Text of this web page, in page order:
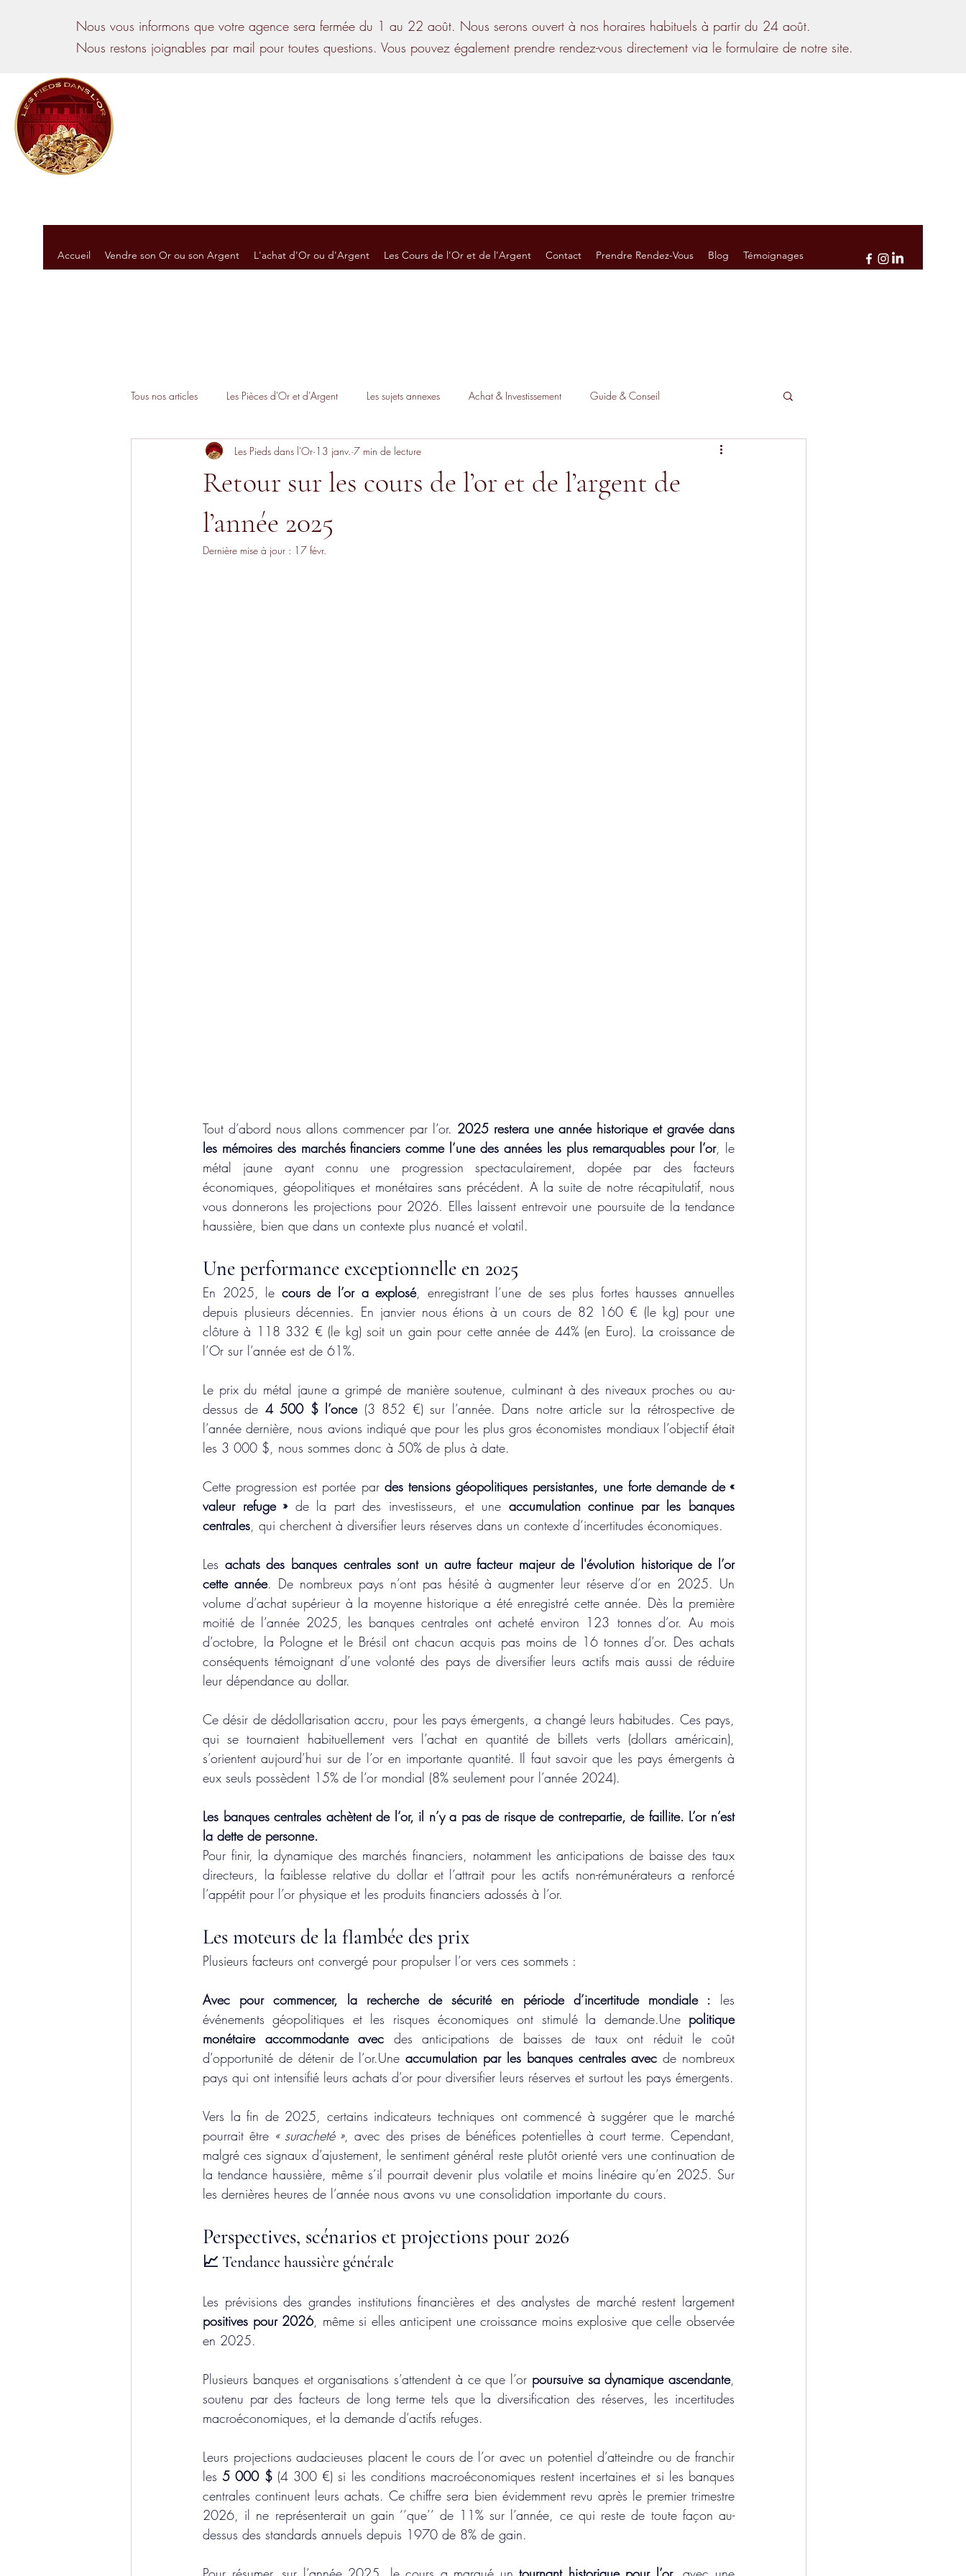
Nous vous informons que votre agence sera fermée du 1 au 22 août. Nous serons ouvert à nos horaires habituels à partir du 24 août.
Nous restons joignables par mail pour toutes questions. Vous pouvez également prendre rendez-vous directement via le formulaire de notre site.
Accueil Vendre son Or ou son Argent L'achat d'Or ou d'Argent Les Cours de l'Or et de l'Argent Contact Prendre Rendez-Vous Blog Témoignages
Tous nos articles Les Pièces d'Or et d'Argent Les sujets annexes Achat & Investissement Guide & Conseil
Retour sur les cours de l’or et de l’argent de
l’année 2025
Les Pieds dans l'Or 13 janv. 7 min de lecture
Dernière mise à jour : 17 févr.
Tout d’abord nous allons commencer par l’or. 2025 restera une année historique et gravée dans
les mémoires des marchés financiers comme l’une des années les plus remarquables pour l’or, le
métal jaune ayant connu une progression spectaculairement, dopée par des facteurs
économiques, géopolitiques et monétaires sans précédent. A la suite de notre récapitulatif, nous
vous donnerons les projections pour 2026. Elles laissent entrevoir une poursuite de la tendance
haussière, bien que dans un contexte plus nuancé et volatil.
Une performance exceptionnelle en 2025
En 2025, le cours de l’or a explosé, enregistrant l’une de ses plus fortes hausses annuelles
depuis plusieurs décennies. En janvier nous étions à un cours de 82 160 € (le kg) pour une
clôture à 118 332 € (le kg) soit un gain pour cette année de 44% (en Euro). La croissance de
l’Or sur l’année est de 61%.
Le prix du métal jaune a grimpé de manière soutenue, culminant à des niveaux proches ou au-
dessus de 4 500 $ l’once (3 852 €) sur l’année. Dans notre article sur la rétrospective de
l’année dernière, nous avions indiqué que pour les plus gros économistes mondiaux l’objectif était
les 3 000 $, nous sommes donc à 50% de plus à date.
Cette progression est portée par des tensions géopolitiques persistantes, une forte demande de «
valeur refuge » de la part des investisseurs, et une accumulation continue par les banques
centrales, qui cherchent à diversifier leurs réserves dans un contexte d’incertitudes économiques.
Les achats des banques centrales sont un autre facteur majeur de l'évolution historique de l’or
cette année. De nombreux pays n’ont pas hésité à augmenter leur réserve d’or en 2025. Un
volume d’achat supérieur à la moyenne historique a été enregistré cette année. Dès la première
moitié de l’année 2025, les banques centrales ont acheté environ 123  tonnes d’or. Au mois
d’octobre, la Pologne et le Brésil ont chacun acquis pas moins de 16 tonnes d’or. Des achats
conséquents témoignant d’une volonté des pays de diversifier leurs actifs mais aussi de réduire
leur dépendance au dollar.
Ce désir de dédollarisation accru, pour les pays émergents, a changé leurs habitudes. Ces pays,
qui se tournaient habituellement vers l’achat en quantité de billets verts (dollars américain),
s’orientent aujourd’hui sur de l’or en importante quantité. Il faut savoir que les pays émergents à
eux seuls possèdent 15% de l’or mondial (8% seulement pour l’année 2024).
Les banques centrales achètent de l’or, il n’y a pas de risque de contrepartie, de faillite. L’or n’est
la dette de personne.
Pour finir, la dynamique des marchés financiers, notamment les anticipations de baisse des taux
directeurs, la faiblesse relative du dollar et l’attrait pour les actifs non-rémunérateurs a renforcé
l’appétit pour l’or physique et les produits financiers adossés à l’or.
Les moteurs de la flambée des prix
Plusieurs facteurs ont convergé pour propulser l’or vers ces sommets :
Avec pour commencer, la recherche de sécurité en période d’incertitude mondiale : les
événements géopolitiques et les risques économiques ont stimulé la demande.Une politique
monétaire accommodante avec des anticipations de baisses de taux ont réduit le coût
d’opportunité de détenir de l’or.Une accumulation par les banques centrales avec de nombreux
pays qui ont intensifié leurs achats d’or pour diversifier leurs réserves et surtout les pays émergents.
Vers la fin de 2025, certains indicateurs techniques ont commencé à suggérer que le marché
pourrait être « suracheté », avec des prises de bénéfices potentielles à court terme. Cependant,
malgré ces signaux d’ajustement, le sentiment général reste plutôt orienté vers une continuation de
la tendance haussière, même s’il pourrait devenir plus volatile et moins linéaire qu’en 2025. Sur
les dernières heures de l’année nous avons vu une consolidation importante du cours.
Perspectives, scénarios et projections pour 2026
📈 Tendance haussière générale
positives pour 2026, même si elles anticipent une croissance moins explosive que celle observée
en 2025.
Plusieurs banques et organisations s’attendent à ce que l’or poursuive sa dynamique ascendante,
soutenu par des facteurs de long terme tels que la diversification des réserves, les incertitudes
macroéconomiques, et la demande d’actifs refuges.
Leurs projections audacieuses placent le cours de l’or avec un potentiel d’atteindre ou de franchir
les 5 000 $ (4 300 €) si les conditions macroéconomiques restent incertaines et si les banques
centrales continuent leurs achats. Ce chiffre sera bien évidemment revu après le premier trimestre
2026, il ne représenterait un gain ‘’que’’ de 11% sur l’année, ce qui reste de toute façon au-
dessus des standards annuels depuis 1970 de 8% de gain.